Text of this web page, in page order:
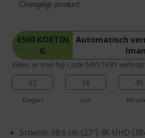
€500 KORTIN
G
Automatisch
Wees er snel bij! Code MYSTERY
02
Dagen
16
Uur
45
Scherm: 68.6 cm (27") 4K UHD
Vergelijk product